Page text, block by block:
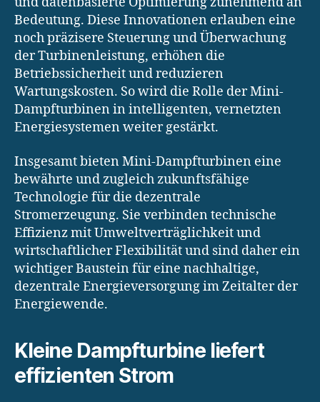
Bedeutung. Diese Innovationen erlauben eine
noch präzisere Steuerung und Überwachung
der Turbinenleistung, erhöhen die
Betriebssicherheit und reduzieren
Wartungskosten. So wird die Rolle der Mini-
Dampfturbinen in intelligenten, vernetzten
Energiesystemen weiter gestärkt.
Insgesamt bieten Mini-Dampfturbinen eine
bewährte und zugleich zukunftsfähige
Technologie für die dezentrale
Stromerzeugung. Sie verbinden technische
Effizienz mit Umweltverträglichkeit und
wirtschaftlicher Flexibilität und sind daher ein
wichtiger Baustein für eine nachhaltige,
dezentrale Energieversorgung im Zeitalter der
Energiewende.
Kleine Dampfturbine liefert
effizienten Strom